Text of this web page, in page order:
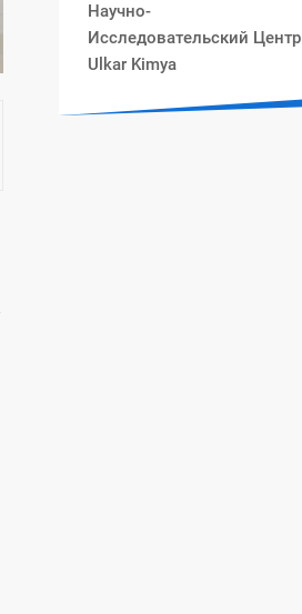
Научно-
Исследовательский Центр
Ulkar Kimya